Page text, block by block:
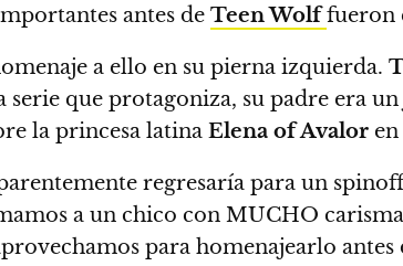
antes de Teen Wolf fueron
a ello en su pierna izquierda.
serie que protagoniza, su padre era
la princesa latina Elena of Avalor en
regresaría para un
a un chico con MUCHO
para homenajearlo